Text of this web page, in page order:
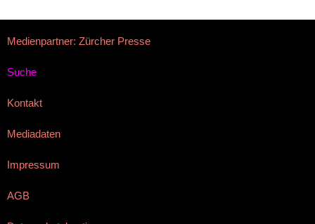
Medienpartner: Zürcher Presse
Suche
Kontakt
Mediadaten
Impressum
AGB